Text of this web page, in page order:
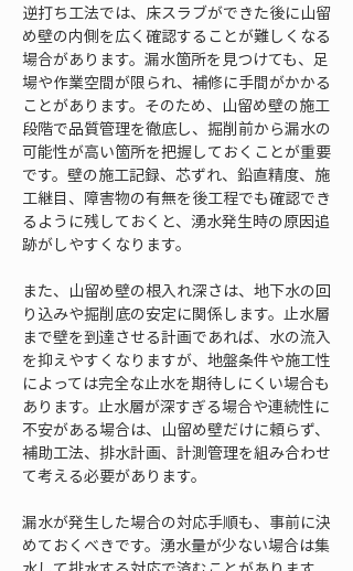
逆打ち工法では、床スラブができた後に山留
め壁の内側を広く確認することが難しくなる
場合があります。漏水箇所を見つけても、足
場や作業空間が限られ、補修に手間がかかる
ことがあります。そのため、山留め壁の施工
段階で品質管理を徹底し、掘削前から漏水の
可能性が高い箇所を把握しておくことが重要
です。壁の施工記録、芯ずれ、鉛直精度、施
工継目、障害物の有無を後工程でも確認でき
るように残しておくと、湧水発生時の原因追
跡がしやすくなります。
また、山留め壁の根入れ深さは、地下水の回
り込みや掘削底の安定に関係します。止水層
まで壁を到達させる計画であれば、水の流入
を抑えやすくなりますが、地盤条件や施工性
によっては完全な止水を期待しにくい場合も
あります。止水層が深すぎる場合や連続性に
不安がある場合は、山留め壁だけに頼らず、
補助工法、排水計画、計測管理を組み合わせ
て考える必要があります。
漏水が発生した場合の対応手順も、事前に決
めておくべきです。湧水量が少ない場合は集